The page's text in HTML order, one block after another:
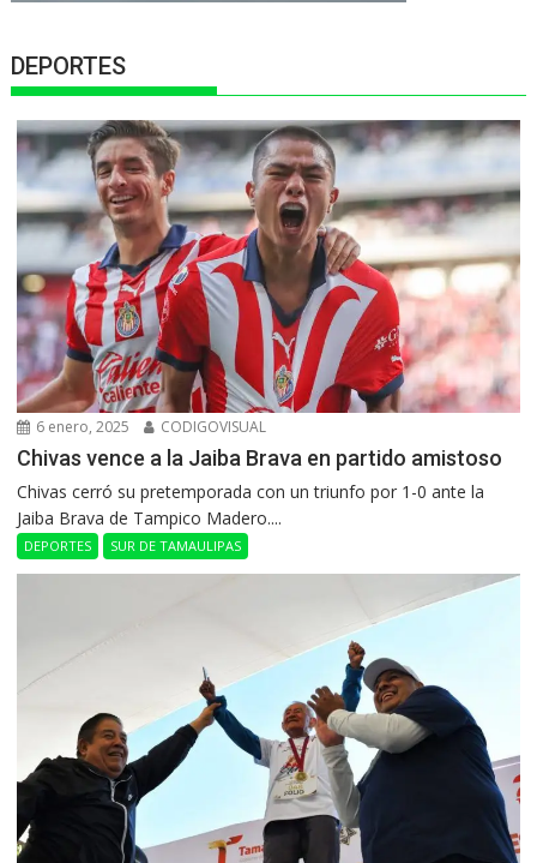
DEPORTES
6 enero, 2025 CODIGOVISUAL
Chivas vence a la Jaiba Brava en partido amistoso
Chivas cerró su pretemporada con un triunfo por 1-0 ante la
Jaiba Brava de Tampico Madero....
DEPORTES SUR DE TAMAULIPAS